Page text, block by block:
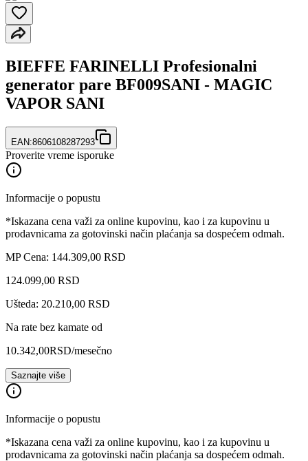
BIEFFE FARINELLI Profesionalni
generator pare BF009SANI - MAGIC
VAPOR SANI
EAN:8606108287293
Proverite vreme isporuke
Informacije o popustu
*Iskazana cena važi za online kupovinu, kao i za kupovinu u
prodavnicama za gotovinski način plaćanja sa dospećem odmah.
MP Cena: 144.309,00 RSD
124.099,00 RSD
Ušteda: 20.210,00 RSD
Na rate bez kamate od
10.342,00RSD/mesečno
Saznajte više
Informacije o popustu
*Iskazana cena važi za online kupovinu, kao i za kupovinu u
prodavnicama za gotovinski način plaćanja sa dospećem odmah.